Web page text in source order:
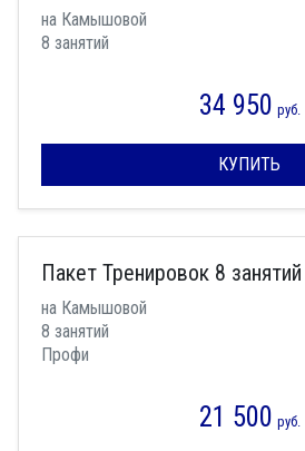
на Камышовой
8 занятий
34 950 руб.
КУПИТЬ
Пакет Тренировок 8
на Камышовой
8 занятий
Профи
21 500 руб.